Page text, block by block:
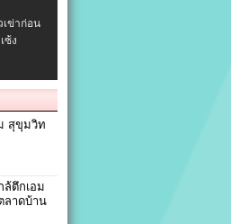
เข่าก่อน
ซ้ง
สุขุมวิท
ตึกเอม
ลาดบ้าน